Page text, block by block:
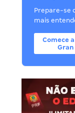
Prepare-se
mais
Comece
Gran